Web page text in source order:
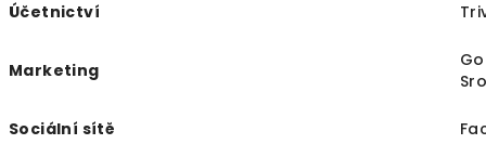
Účetnictví
Marketing
Sociální sítě